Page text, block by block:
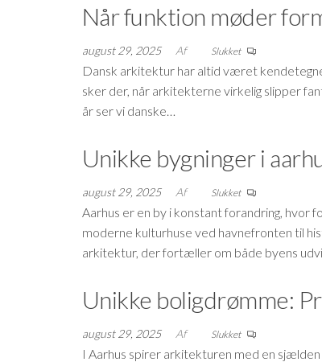
Når funktion møder
august 29, 2025 Af Slukket
Dansk arkitektur har altid været
sker der, når arkitekterne virkelig slipper
år ser vi danske…
Unikke bygninger i
august 29, 2025 Af Slukket
Aarhus er en by i konstant forandring, hvor
moderne kulturhuse ved havnefronten til
arkitektur, der fortæller om både byens
Unikke boligdrømme:
august 29, 2025 Af Slukket
I Aarhus spirer arkitekturen med en